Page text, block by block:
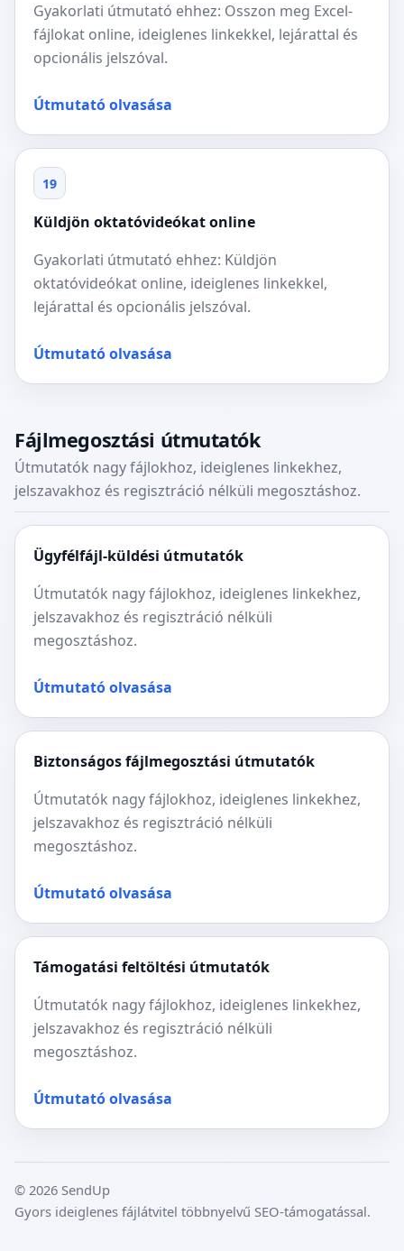
Gyakorlati útmutató ehhez: Osszon meg Excel-
fájlokat online, ideiglenes linkekkel, lejárattal és
opcionális jelszóval.
Útmutató olvasása
19
Küldjön oktatóvideókat online
Gyakorlati útmutató ehhez: Küldjön
oktatóvideókat online, ideiglenes linkekkel,
lejárattal és opcionális jelszóval.
Útmutató olvasása
Fájlmegosztási útmutatók
Útmutatók nagy fájlokhoz, ideiglenes linkekhez,
jelszavakhoz és regisztráció nélküli megosztáshoz.
Ügyfélfájl-küldési útmutatók
Útmutatók nagy fájlokhoz, ideiglenes linkekhez,
jelszavakhoz és regisztráció nélküli
megosztáshoz.
Útmutató olvasása
Biztonságos fájlmegosztási útmutatók
Útmutatók nagy fájlokhoz, ideiglenes linkekhez,
jelszavakhoz és regisztráció nélküli
megosztáshoz.
Útmutató olvasása
Támogatási feltöltési útmutatók
Útmutatók nagy fájlokhoz, ideiglenes linkekhez,
jelszavakhoz és regisztráció nélküli
megosztáshoz.
Útmutató olvasása
© 2026 SendUp
Gyors ideiglenes fájlátvitel többnyelvű SEO-támogatással.